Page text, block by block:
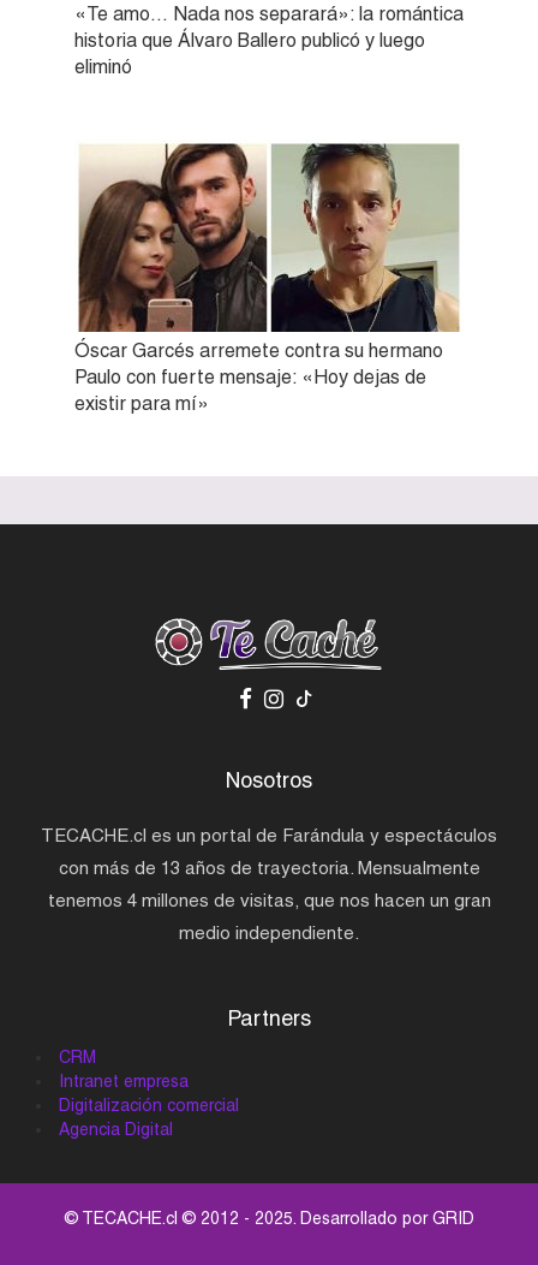
«Te amo… Nada nos separará»: la romántica
historia que Álvaro Ballero publicó y luego
eliminó
Óscar Garcés arremete contra su hermano
Paulo con fuerte mensaje: «Hoy dejas de
existir para mí»
Nosotros
TECACHE.cl es un portal de Farándula y espectáculos
con más de 13 años de trayectoria. Mensualmente
tenemos 4 millones de visitas, que nos hacen un gran
medio independiente.
Partners
CRM
Intranet empresa
Digitalización comercial
Agencia Digital
© TECACHE.cl © 2012 - 2025. Desarrollado porGRID